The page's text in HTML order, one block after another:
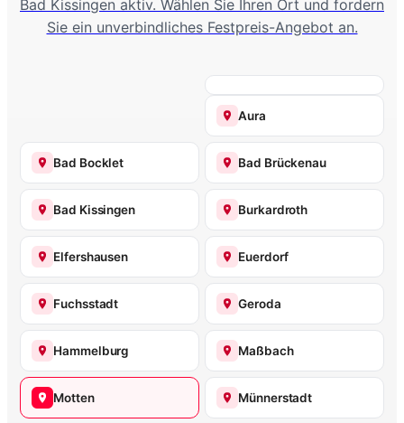
Bad Kissingen aktiv. Wählen Sie Ihren Ort und fordern
Sie ein unverbindliches Festpreis-Angebot an.
Aura
Bad Bocklet Bad Brückenau
Bad Kissingen Burkardroth
Elfershausen Euerdorf
Fuchsstadt Geroda
Hammelburg Maßbach
Motten Münnerstadt